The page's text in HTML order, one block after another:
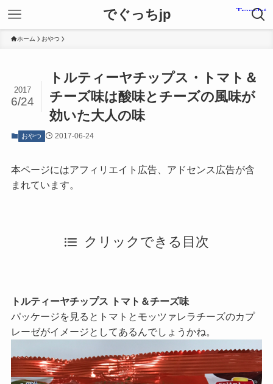
でぐっちjp
ホーム おやつ
トルティーヤチップス・トマト＆
チーズ味は酸味とチーズの風味が
効いた大人の味
2017
6/24
おやつ 2017-06-24
本ページにはアフィリエイト広告、アドセンス広告が含
まれています。
クリックできる目次
トルティーヤチップス トマト＆チーズ味
パッケージを見るとトマトとモッツァレラチーズのカプ
レーゼがイメージとしてあるんでしょうかね。